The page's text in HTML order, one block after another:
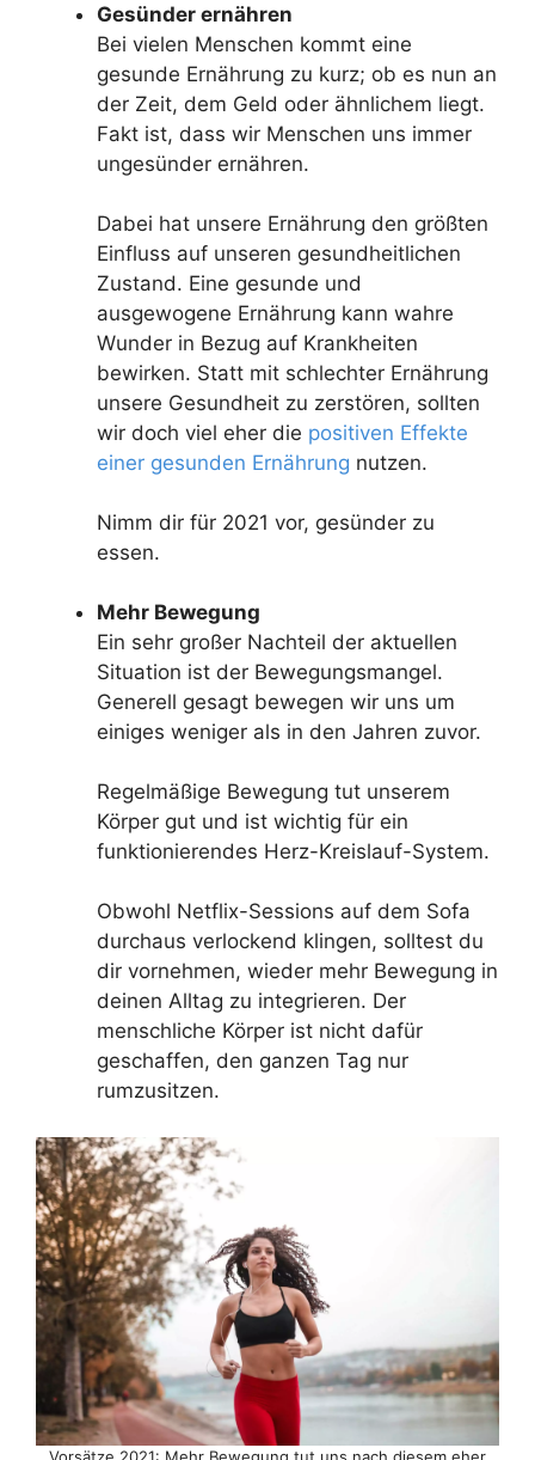
Gesünder ernähren
Bei vielen Menschen kommt eine
gesunde Ernährung zu kurz; ob es nun an
der Zeit, dem Geld oder ähnlichem liegt.
Fakt ist, dass wir Menschen uns immer
ungesünder ernähren.
Dabei hat unsere Ernährung den größten
Einfluss auf unseren gesundheitlichen
Zustand. Eine gesunde und
ausgewogene Ernährung kann wahre
Wunder in Bezug auf Krankheiten
bewirken. Statt mit schlechter Ernährung
unsere Gesundheit zu zerstören, sollten
wir doch viel eher die positiven Effekte
einer gesunden Ernährung nutzen.
Nimm dir für 2021 vor, gesünder zu
essen.
Mehr Bewegung
Ein sehr großer Nachteil der aktuellen
Situation ist der Bewegungsmangel.
Generell gesagt bewegen wir uns um
einiges weniger als in den Jahren zuvor.
Regelmäßige Bewegung tut unserem
Körper gut und ist wichtig für ein
funktionierendes Herz-Kreislauf-System.
Obwohl Netflix-Sessions auf dem Sofa
durchaus verlockend klingen, solltest du
dir vornehmen, wieder mehr Bewegung in
deinen Alltag zu integrieren. Der
menschliche Körper ist nicht dafür
geschaffen, den ganzen Tag nur
rumzusitzen.